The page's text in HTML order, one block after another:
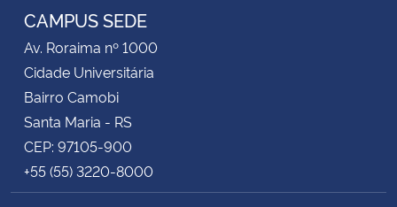
CAMPUS SEDE
Av. Roraima nº 1000
Cidade Universitária
Bairro Camobi
Santa Maria - RS
CEP: 97105-900
+55 (55) 3220-8000